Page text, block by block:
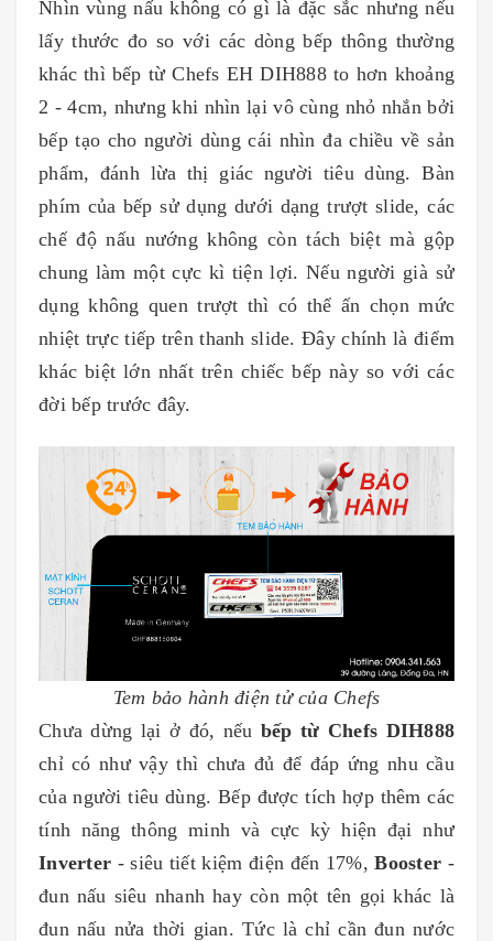
Nhìn vùng nấu không có gì là đặc sắc nhưng nếu
lấy thước đo so với các dòng bếp thông thường
khác thì bếp từ Chefs EH DIH888 to hơn khoảng
2 - 4cm, nhưng khi nhìn lại vô cùng nhỏ nhắn bởi
bếp tạo cho người dùng cái nhìn đa chiều về sản
phẩm, đánh lừa thị giác người tiêu dùng. Bàn
phím của bếp sử dụng dưới dạng trượt slide, các
chế độ nấu nướng không còn tách biệt mà gộp
chung làm một cực kì tiện lợi. Nếu người già sử
dụng không quen trượt thì có thể ấn chọn mức
nhiệt trực tiếp trên thanh slide. Đây chính là điểm
khác biệt lớn nhất trên chiếc bếp này so với các
đời bếp trước đây.
Tem bảo hành điện tử của Chefs
Chưa dừng lại ở đó, nếu bếp từ Chefs DIH888
chỉ có như vậy thì chưa đủ để đáp ứng nhu cầu
của người tiêu dùng. Bếp được tích hợp thêm các
tính năng thông minh và cực kỳ hiện đại như
Inverter - siêu tiết kiệm điện đến 17%,Booster -
đun nấu siêu nhanh hay còn một tên gọi khác là
đun nấu nửa thời gian. Tức là chỉ cần đun nước